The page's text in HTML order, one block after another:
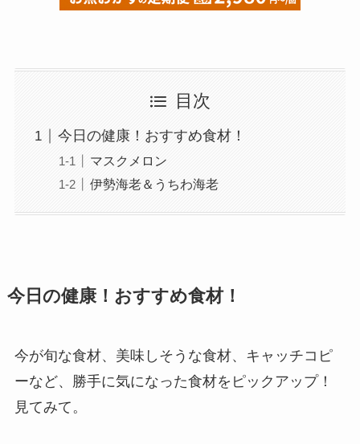
目次
今日の健康！おすすめ食材！
マスクメロン
伊勢海老＆うちわ海老
今日の健康！おすすめ食材！
今が旬な食材、美味しそうな食材、キャッチコピ
ーなど、勝手に気になった食材をピックアップ！
見てみて。